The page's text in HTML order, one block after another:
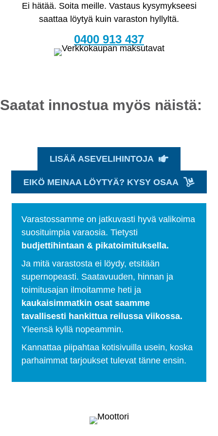
Ei hätää. Soita meille. Vastaus kysymykseesi
saattaa löytyä kuin varaston hyllyltä.
0400 913 437
Saatat innostua myös näistä:
Varastossamme on jatkuvasti hyvä valikoima
suosituimpia varaosia. Tietysti
budjettihintaan & pikatoimituksella.
Ja mitä varastosta ei löydy, etsitään
supernopeasti. Saatavuuden, hinnan ja
toimitusajan ilmoitamme heti ja
kaukaisimmatkin osat saamme
tavallisesti hankittua reilussa viikossa.
Yleensä kyllä nopeammin.
Kannattaa piipahtaa kotisivuilla usein, koska
parhaimmat tarjoukset tulevat tänne ensin.
LISÄÄ ASEVELIHINTOJA
EIKÖ MEINAA LÖYTYÄ? KYSY OSAA